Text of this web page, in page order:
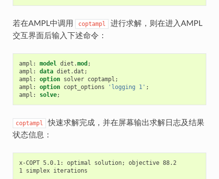
若在AMPL中调用 coptampl
进行求解，则在进入AMPL
交互界面后输入下述命令：
ampl : model diet.mod ;
ampl : data diet.dat ;
ampl : option solver coptampl ;
ampl : option copt_options 'logging 1' ;
ampl : solve;
coptampl
快速求解完成，并在屏幕输出求解日志及结果
状态信息：
x-COPT 5.0.1: optimal solution; objective 88.2